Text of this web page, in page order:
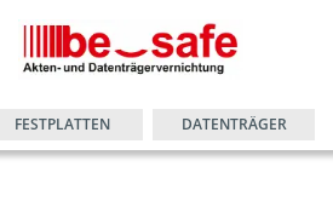
FESTPLATTEN DATENTRÄGER